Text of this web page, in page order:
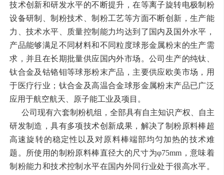
技术创新和研发水平的不断提升，在等离子旋转电极制粉
设备研制、制粉技术、制粉工艺等方面不断创新，生产能
力、技术水平、质量控制能力均达到了国内及国外水平，
产品能够满足不同材料和不同粒度球形金属粉末的生产需
求，并且在长期批量供应国内外市场。公司生产的纯钛、
钛合金及钴铬钼等球形粉末产品，主要供应欧美市场，用
于医疗行业；钛合金及高温合金球形金属粉末产品已广泛
应用于航空航天、原子能工业及项目。
公司现有六套制粉机组，全部具有自主知识产权、自主
研发制造，具有多项技术创新成果，解决了制粉原料棒超
高速旋转的稳定性以及对原料棒端部均匀加热的技术难
题。所使用的制粉原料棒直径大的尺寸为φ75mm，意味着
制粉能力和技术控制水平在国内外同行业处于很高水平。